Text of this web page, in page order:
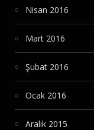
Nisan 2016
Mart 2016
Şubat 2016
Ocak 2016
Aralık 2015